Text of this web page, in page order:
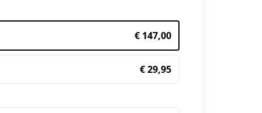
€ 147,00
€ 29,95